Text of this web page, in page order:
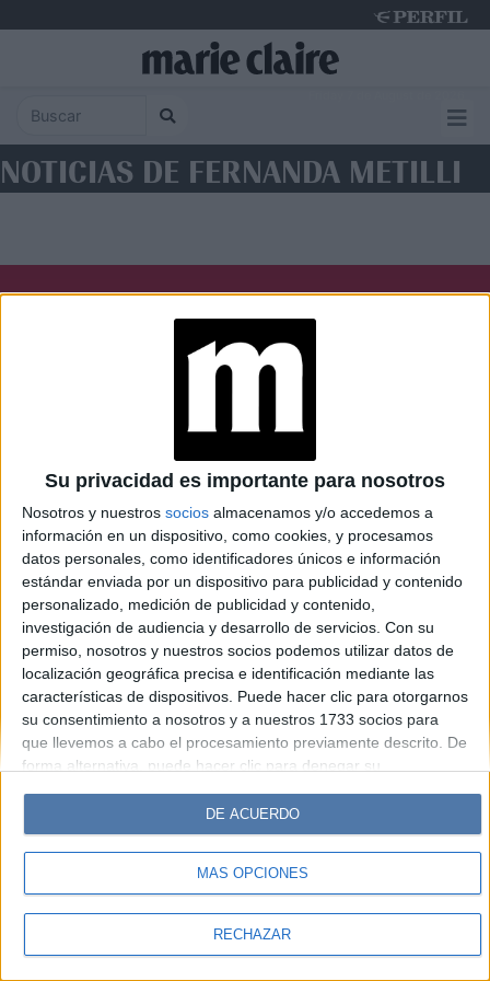
Su privacidad es importante para nosotros
Nosotros y nuestros socios almacenamos y/o accedemos a
información en un dispositivo, como cookies, y procesamos
datos personales, como identificadores únicos e información
estándar enviada por un dispositivo para publicidad y contenido
personalizado, medición de publicidad y contenido,
investigación de audiencia y desarrollo de servicios. Con su
permiso, nosotros y nuestros socios podemos utilizar datos de
localización geográfica precisa e identificación mediante las
características de dispositivos. Puede hacer clic para otorgarnos
su consentimiento a nosotros y a nuestros 1733 socios para
que llevemos a cabo el procesamiento previamente descrito. De
forma alternativa, puede hacer clic para denegar su
cambiar sus preferencias antes de otorgar su consentimiento.
Tenga en cuenta que algún procesamiento de sus datos
personales puede no requerir de su consentimiento, pero usted
tiene el derecho de rechazar tal procesamiento. Sus
sus preferencias o retirar su consentimiento en cualquier
MÁS OPCIONES
RECHAZAR
DE ACUERDO
NOTICIAS DE FERNANDA METILLI
Caras Noticias
Weekend Parabrisas
Look
Luz Mía Lunateen Break BATimes
© Perfil.com 2006-2019 - Todos los derechos reservados
Registro de Propiedad Intelectual: Nro. 5346433